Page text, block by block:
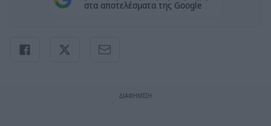
στα αποτελέσματα της Google